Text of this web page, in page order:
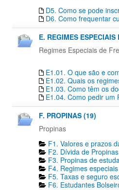
D5. Como se pode
D6. Como frequentar
E. REGIMES
Regimes Especiais de
E1.01. O que são e
E1.02. Quais os
E1.03. Como têm os
E1.04. Como pedir um
F. PROPINAS (19)
Propinas
F1. Valores e prazos
F2. Dívida de
F3. Propinas de
F4. Regimes
F5. Taxas e seguro
F6. Estudantes